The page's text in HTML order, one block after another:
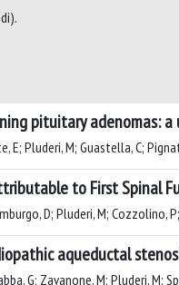
pituitary adenomas:
E; Pluderi, M; Guastella, C;
to First Spinal
D; Pluderi, M; Cozzolino,
aqueductal
G; Zavanone, M; Pluderi, M;